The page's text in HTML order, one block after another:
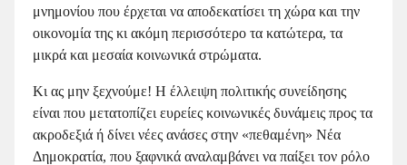
μνημονίου που έρχεται να αποδεκατίσει τη χώρα και την
οικονομία της κι ακόμη περισσότερο τα κατώτερα, τα
μικρά και μεσαία κοινωνικά στρώματα.
Κι ας μην ξεχνούμε! Η έλλειψη πολιτικής συνείδησης
είναι που μετατοπίζει ευρείες κοινωνικές δυνάμεις προς τα
ακροδεξιά ή δίνει νέες ανάσες στην «πεθαμένη» Νέα
Δημοκρατία, που ξαφνικά αναλαμβάνει να παίξει τον ρόλο